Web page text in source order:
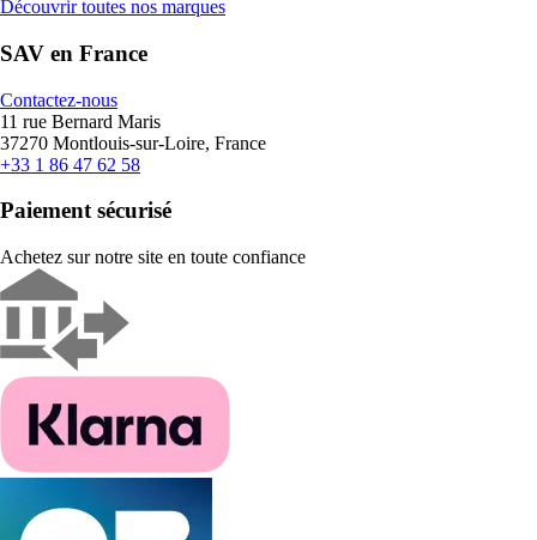
Découvrir toutes nos marques
SAV en France
Contactez-nous
11 rue Bernard Maris
37270 Montlouis-sur-Loire, France
+33 1 86 47 62 58
Paiement sécurisé
Achetez sur notre site en toute confiance